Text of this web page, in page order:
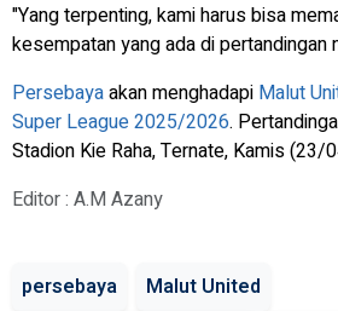
"Yang terpenting, kami harus bisa
kesempatan yang ada di pertandingan
Persebayaakan menghadapi Malut
Super League 2025/2026.
Stadion Kie Raha, Ternate, Kamis (23/
Editor : A.M Azany
persebaya Malut United